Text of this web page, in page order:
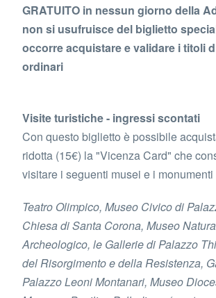
GRATUITO in nessun giorno della
non si usufruisce del biglietto
occorre acquistare e validare i titoli
ordinari
Visite turistiche - ingressi scontati
Con questo biglietto è possibile
ridotta (15€) la "Vicenza Card" che
visitare i seguenti musei e i
Teatro Olimpico, Museo Civico di
Chiesa di Santa Corona, Museo
Archeologico, le Gallerie di Palazzo
del Risorgimento e della Resistenza,
Palazzo Leoni Montanari, Museo